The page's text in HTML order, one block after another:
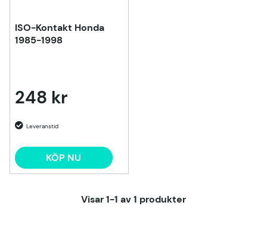
ISO-Kontakt Honda
1985-1998
248 kr
KÖP NU
Visar1-1 av1 produkter